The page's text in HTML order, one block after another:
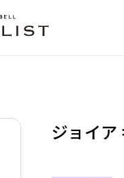
ジョイ